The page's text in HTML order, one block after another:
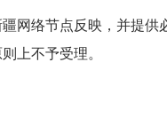
网络节点反映，并提
上不予受理。